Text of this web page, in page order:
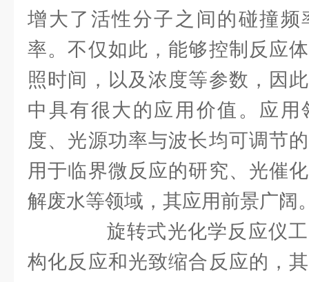
增大了活性分子之间的碰撞频
率。不仅如此，能够控制反应
照时间，以及浓度等参数，因
中具有很大的应用价值。应
度、光源功率与波长均可调节
用于临界微反应的研究、光催
解废水等领域，其应用前景广阔
旋转式光化学反应仪工
构化反应和光致缩合反应的，